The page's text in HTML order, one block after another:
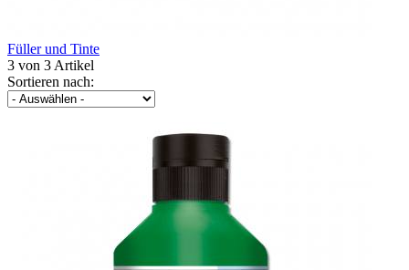
Füller und Tinte
3 von 3 Artikel
Sortieren nach: